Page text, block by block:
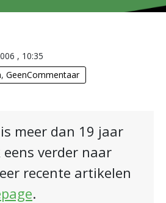
, 10:35
, GeenCommentaar
meer dan 19 jaar
verder naar
recente artikelen
.